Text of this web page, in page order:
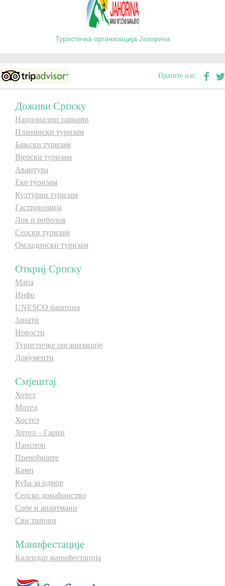
Туристичка организација Јахорина
Пратите нас:
Доживи Српску
Национални паркови
Планински туризам
Бањски туризам
Вјерски туризам
Авантура
Еко туризам
Културни туризам
Гастрономија
Лов и риболов
Сеоски туризам
Омладински туризам
Откриј Српску
Мапа
Инфо
UNESCO баштина
Занати
Новости
Туристичке организације
Документи
Смјештај
Хотел
Мотел
Хостел
Хотел – Гарни
Пансион
Преноћиште
Камп
Кућа за одмор
Сеоско домаћинство
Собе и апартмани
Сви типови
Манифестације
Календар манифестација